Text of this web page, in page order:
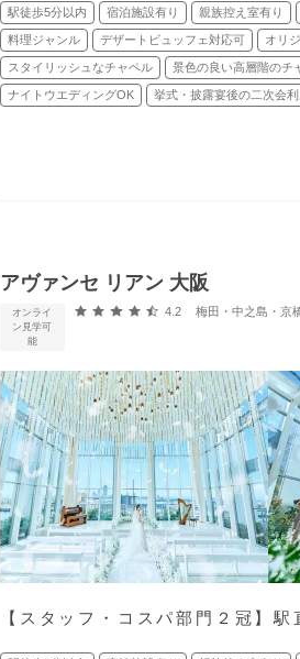
駅徒歩5分以内 宿泊施設有り 親族控え室有り
料理ジャンル デザートビュッフェ対応可 オリ
スタイリッシュなチャペル 景色の良い高層階のチ
ナイトウエディングOK 挙式・披露宴後の二次会
アヴァンセ リアン 大阪
オンライ
ン見学可
能
口コミ評価
4.2 梅田・中之島・京橋・桜ノ
【スタッフ・コスパ部門２冠】